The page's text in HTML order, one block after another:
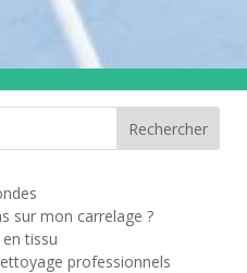
Rechercher
sur mon carrelage ?
tissu
professionnels